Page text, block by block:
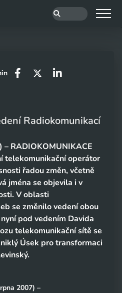
Radiokomunikací
RADIOKOMUNIKACE
telekomunikační operátor
řadou změn, včetně
jména se objevila i v
V oblasti
se změnilo vedení obou
pod vedením Davida
telekomunikační sítě se
Úsek pro transformaci
2007) –